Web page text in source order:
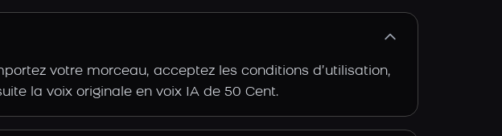
votre morceau, acceptez les conditions d’utilisation,
la voix originale en voix IA de 50 Cent.